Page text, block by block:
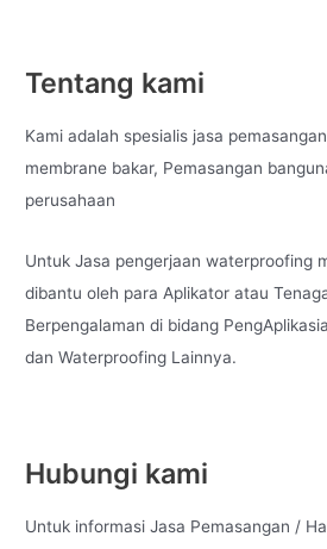
Tentang kami
Kami adalah spesialis jasa
membrane bakar, Pemasangan
perusahaan
Untuk Jasa pengerjaan waterproofing
dibantu oleh para Aplikator atau
Berpengalaman di bidang
dan Waterproofing Lainnya.
Hubungi kami
Untuk informasi Jasa Pemasangan /